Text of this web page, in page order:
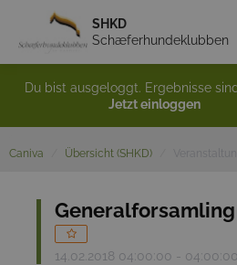
SHKD
Schæferhundeklubben
Du bist ausgeloggt. Ergebnisse
Jetzt einloggen
Caniva Übersicht (SHKD)
14.02.2018 04:00:00 - 04:00:00